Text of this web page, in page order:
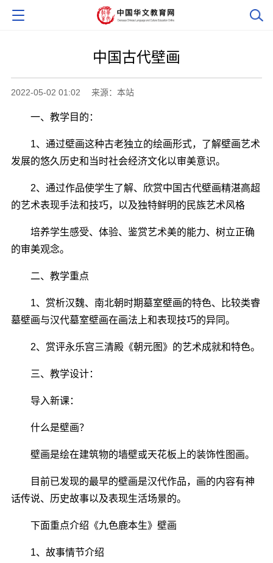
中国古代壁画
2022-05-02 01:02 来源：本站
一、教学目的：
1、通过壁画这种古老独立的绘画形式，了解壁画艺术
发展的悠久历史和当时社会经济文化以审美意识。
2、通过作品使学生了解、欣赏中国古代壁画精湛高超
的艺术表现手法和技巧，以及独特鲜明的民族艺术风格
培养学生感受、体验、鉴赏艺术美的能力、树立正确
的审美观念。
二、教学重点
1、赏析汉魏、南北朝时期墓室壁画的特色、比较类睿
墓壁画与汉代墓室壁画在画法上和表现技巧的异同。
2、赏评永乐宫三清殿《朝元图》的艺术成就和特色。
三、教学设计：
导入新课：
什么是壁画？
壁画是绘在建筑物的墙壁或天花板上的装饰性图画。
目前已发现的最早的壁画是汉代作品，画的内容有神
话传说、历史故事以及表现生活场景的。
下面重点介绍《九色鹿本生》壁画
1、故事情节介绍